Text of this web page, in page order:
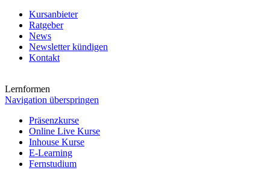
Kursanbieter
Ratgeber
News
Newsletter kündigen
Kontakt
Lernformen
Navigation überspringen
Präsenzkurse
Online Live Kurse
Inhouse Kurse
E-Learning
Fernstudium